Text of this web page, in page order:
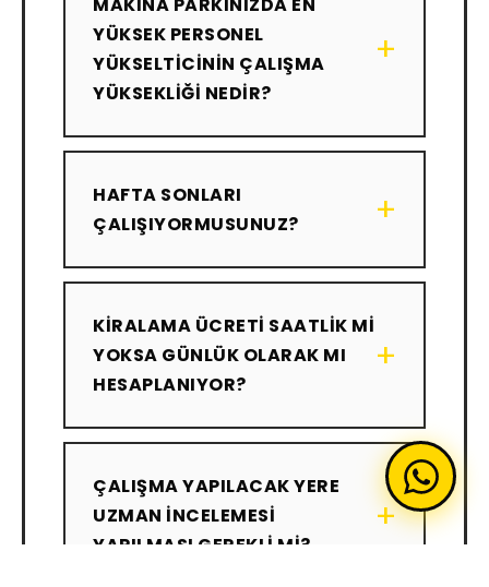
YÜKSEK PERSONEL
YÜKSELTICININ ÇALIŞMA
YÜKSEKLIĞI NEDIR?
+
HAFTA SONLARI
ÇALIŞIYORMUSUNUZ?
+
KIRALAMA ÜCRETI SAATLIK MI
YOKSA GÜNLÜK OLARAK MI
HESAPLANIYOR?
+
ÇALIŞMA YAPILACAK YERE
UZMAN INCELEMESI
YAPILMASI GEREKLI MI?
+